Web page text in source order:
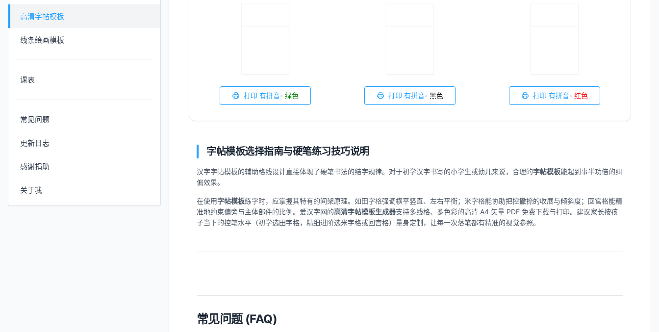
高清字帖模板
线条绘画模板
课表
常见问题
更新日志
感谢捐助
关于我
打印 有拼音- 绿色 打印 有拼音- 黑色 打印 有拼音- 红色
字帖模板选择指南与硬笔练习技巧说明
汉字字帖模板的辅助格线设计直接体现了硬笔书法的结字规律。对于初学汉字书写的小学生或幼儿来说，合理的字帖模板能起到事半功倍的纠
偏效果。
在使用字帖模板练字时，应掌握其特有的间架原理。如田字格强调横平竖直、左右平衡；米字格能协助把控撇捺的收展与倾斜度；回宫格能精
准地约束偏旁与主体部件的比例。爱汉字网的高清字帖模板生成器支持多线格、多色彩的高清 A4 矢量 PDF 免费下载与打印。建议家长按孩
子当下的控笔水平（初学选田字格，精细进阶选米字格或回宫格）量身定制，让每一次落笔都有精准的视觉参照。
常见问题 (FAQ)